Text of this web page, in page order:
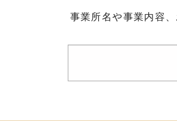
事業所名や事業内容